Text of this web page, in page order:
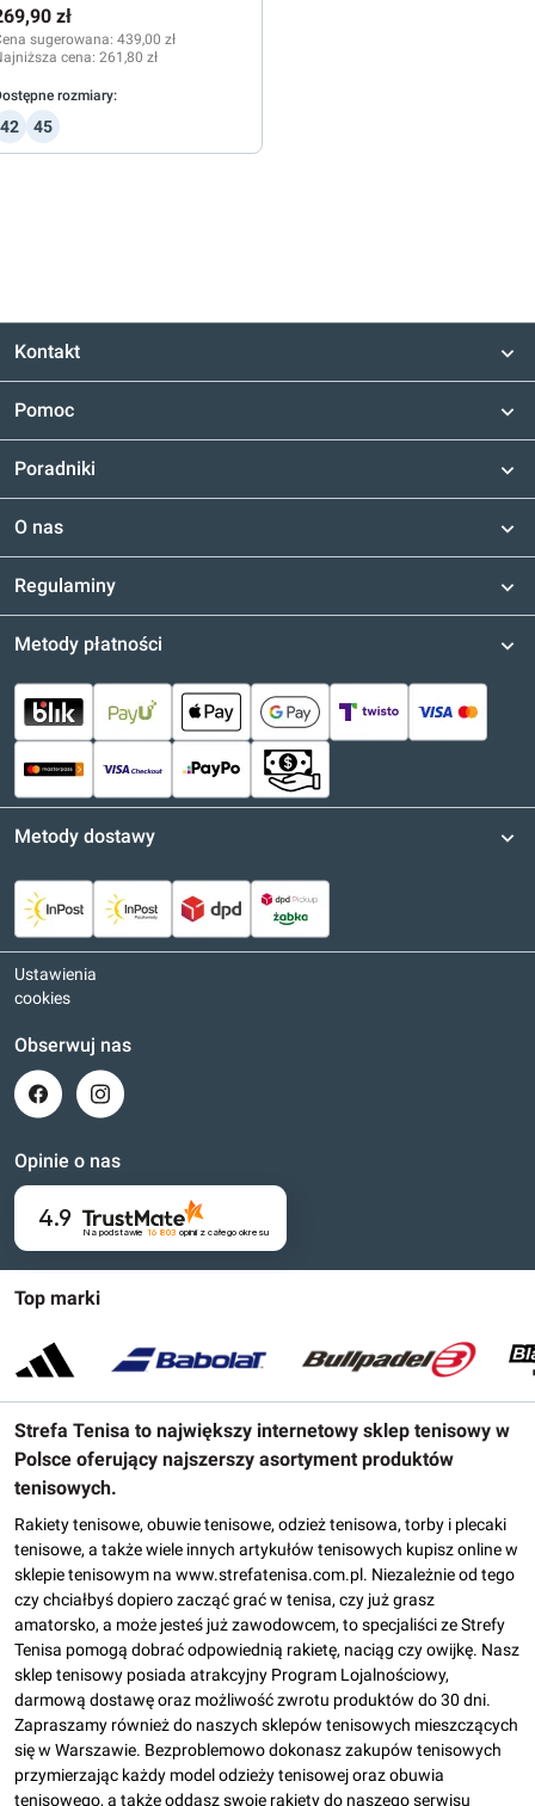
zł
sugerowana: 439,00 zł
cena: 261,80 zł
rozmiary:
42 45
Kontakt
Pomoc
Poradniki
O nas
Regulaminy
Top marki
Strefa Tenisa to największy internetowy sklep tenisowy w
Polsce oferujący najszerszy asortyment produktów
tenisowych.
Rakiety tenisowe, obuwie tenisowe, odzież tenisowa, torby i plecaki
tenisowe, a także wiele innych artykułów tenisowych kupisz online w
sklepie tenisowym na www.strefatenisa.com.pl. Niezależnie od tego
czy chciałbyś dopiero zacząć grać w tenisa, czy już grasz
amatorsko, a może jesteś już zawodowcem, to specjaliści ze Strefy
Tenisa pomogą dobrać odpowiednią rakietę, naciąg czy owijkę. Nasz
sklep tenisowy posiada atrakcyjny Program Lojalnościowy,
darmową dostawę oraz możliwość zwrotu produktów do 30 dni.
Zapraszamy również do naszych sklepów tenisowych mieszczących
się w Warszawie. Bezproblemowo dokonasz zakupów tenisowych
przymierzając każdy model odzieży tenisowej oraz obuwia
tenisowego, a także oddasz swoje rakiety do naszego serwisu
Metody płatności
Metody dostawy
Ustawienia
cookies
Obserwuj nas
Opinie o nas
4.9
Na podstawie 16 803 opinii z całego okresu